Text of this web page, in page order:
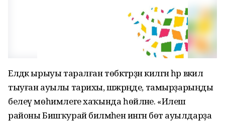
Елдәк ырыуы таралған төбәктәрҙән килгән һәр вәкил
тыуған ауылы тарихы, шәжәрәңде, тамырҙарыңды
белеү мөһимлеге хаҡында һөйләне. «Илеш
районы Бишҡурай биләмәһенә ингән бөтә ауылдарҙа